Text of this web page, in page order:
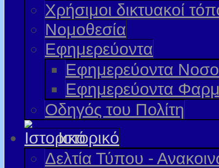
Χρήσιμοι δικτυακοί
Νομοθεσία
Εφημερεύοντα
Εφημερεύοντα
Εφημερεύοντα
Οδηγός του Πολίτη
Ιστορικό
Δελτία Τύπου -